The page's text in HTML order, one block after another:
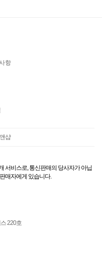
항
샵
서비스로, 통신판매의 당사자가 아닙
매자에게 있습니다.
220호